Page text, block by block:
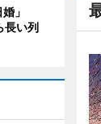
婚」
長い列